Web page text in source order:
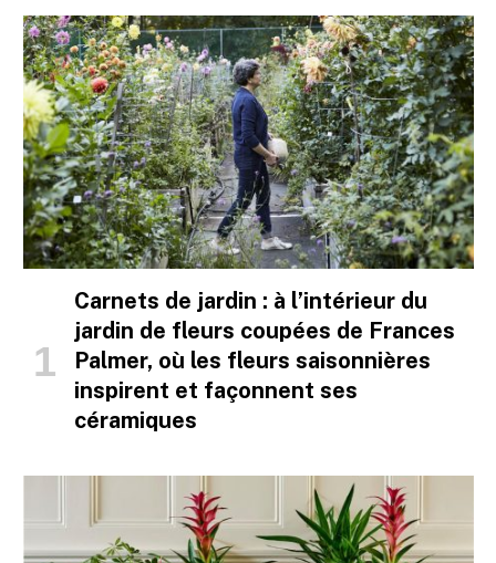
Carnets de jardin : à l’intérieur du
jardin de fleurs coupées de Frances
Palmer, où les fleurs saisonnières
inspirent et façonnent ses
céramiques